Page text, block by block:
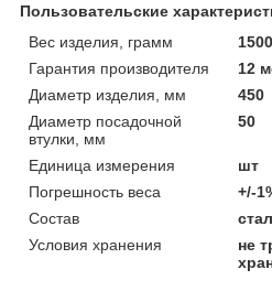
Пользовательские
Вес изделия, грамм
Гарантия производителя
12
Диаметр изделия, мм
450
Диаметр посадочной
втулки, мм
50
Единица измерения
шт
Погрешность веса
+/-
Состав
Условия хранения
не